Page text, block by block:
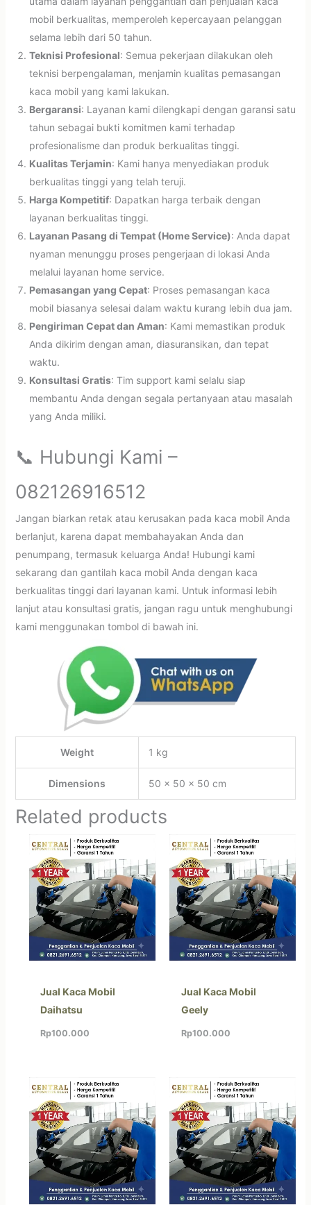
mobil berkualitas, memperoleh kepercayaan pelanggan
selama lebih dari 50 tahun.
Teknisi Profesional: Semua pekerjaan dilakukan oleh
teknisi berpengalaman, menjamin kualitas pemasangan
kaca mobil yang kami lakukan.
Bergaransi: Layanan kami dilengkapi dengan garansi satu
tahun sebagai bukti komitmen kami terhadap
profesionalisme dan produk berkualitas tinggi.
Kualitas Terjamin: Kami hanya menyediakan produk
berkualitas tinggi yang telah teruji.
Harga Kompetitif: Dapatkan harga terbaik dengan
layanan berkualitas tinggi.
Layanan Pasang di Tempat (Home Service): Anda dapat
nyaman menunggu proses pengerjaan di lokasi Anda
melalui layanan home service.
Pemasangan yang Cepat: Proses pemasangan kaca
mobil biasanya selesai dalam waktu kurang lebih dua jam.
Pengiriman Cepat dan Aman: Kami memastikan produk
Anda dikirim dengan aman, diasuransikan, dan tepat
waktu.
Konsultasi Gratis: Tim support kami selalu siap
membantu Anda dengan segala pertanyaan atau masalah
yang Anda miliki.
📞 Hubungi Kami –
082126916512
Jangan biarkan retak atau kerusakan pada kaca mobil Anda
berlanjut, karena dapat membahayakan Anda dan
penumpang, termasuk keluarga Anda! Hubungi kami
sekarang dan gantilah kaca mobil Anda dengan kaca
berkualitas tinggi dari layanan kami. Untuk informasi lebih
lanjut atau konsultasi gratis, jangan ragu untuk menghubungi
kami menggunakan tombol di bawah ini.
Weight 1 kg
Dimensions 50 × 50 × 50 cm
Related products
Jual Kaca Mobil
Daihatsu
Rp100.000
Jual Kaca Mobil
Geely
Rp100.000